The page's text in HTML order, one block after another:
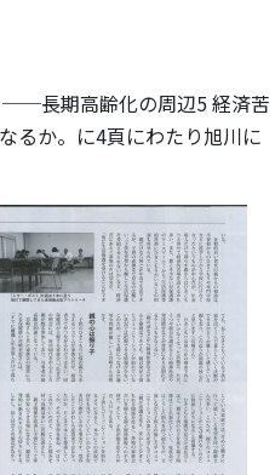
──長期高齢化の周辺5 経済苦
るか。に4頁にわたり旭川に